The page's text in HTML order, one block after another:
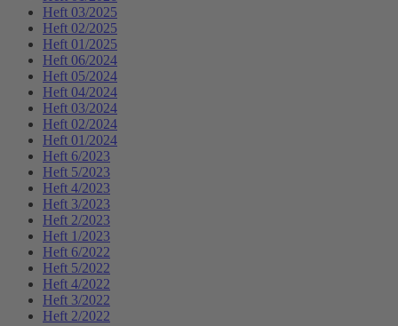
Heft 03/2025
Heft 02/2025
Heft 01/2025
Heft 06/2024
Heft 05/2024
Heft 04/2024
Heft 03/2024
Heft 02/2024
Heft 01/2024
Heft 6/2023
Heft 5/2023
Heft 4/2023
Heft 3/2023
Heft 2/2023
Heft 1/2023
Heft 6/2022
Heft 5/2022
Heft 4/2022
Heft 3/2022
Heft 2/2022